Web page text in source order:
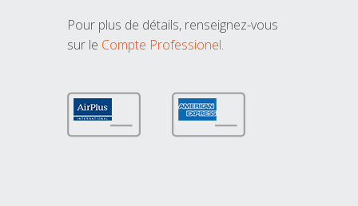
Pour plus de détails, renseignez-vous
sur le Compte Professionel.